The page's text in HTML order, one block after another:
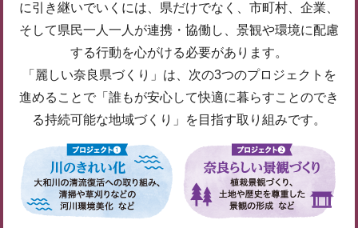
に引き継いでいくには、県だけでなく、市町村、企業、
そして県民一人一人が連携・協働し、景観や環境に配慮
する行動を心がける必要があります。
「麗しい奈良県づくり」は、次の3つのプロジェクトを
進めることで「誰もが安心して快適に暮らすことのでき
る持続可能な地域づくり」を目指す取り組みです。